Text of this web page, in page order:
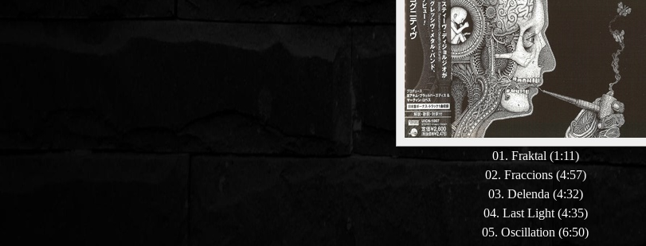
01. Fraktal (1:11)
02. Fraccions (4:57)
03. Delenda (4:32)
04. Last Light (4:35)
05. Oscillation (6:50)